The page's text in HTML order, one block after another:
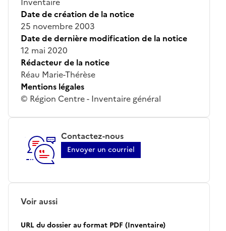
Date de création de la notice
25 novembre 2003
Date de dernière modification de la notice
12 mai 2020
Rédacteur de la notice
Réau Marie-Thérèse
Mentions légales
© Région Centre - Inventaire général
Contactez-nous
Envoyer un courriel
Voir aussi
URL du dossier au format PDF (Inventaire)